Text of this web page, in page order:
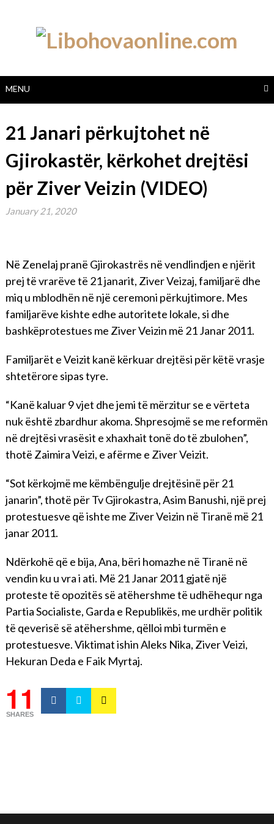
MENU
21 Janari përkujtohet në
Gjirokastër, kërkohet drejtësi
për Ziver Veizin (VIDEO)
January 21, 2020
Në Zenelaj pranë Gjirokastrës në vendlindjen e njërit
prej të vrarëve të 21 janarit, Ziver Veizaj, familjarë dhe
miq u mblodhën në një ceremoni përkujtimore. Mes
familjarëve kishte edhe autoritete lokale, si dhe
bashkëprotestues me Ziver Veizin më 21 Janar 2011.
Familjarët e Veizit kanë kërkuar drejtësi për këtë vrasje
shtetërore sipas tyre.
“Kanë kaluar 9 vjet dhe jemi të mërzitur se e vërteta
nuk është zbardhur akoma. Shpresojmë se me reformën
në drejtësi vrasësit e xhaxhait tonë do të zbulohen”,
thotë Zaimira Veizi, e afërme e Ziver Veizit.
“Sot kërkojmë me këmbëngulje drejtësinë për 21
janarin”, thotë për Tv Gjirokastra, Asim Banushi, një prej
protestuesve që ishte me Ziver Veizin në Tiranë më 21
janar 2011.
Ndërkohë që e bija, Ana, bëri homazhe në Tiranë në
vendin ku u vra i ati. Më 21 Janar 2011 gjatë një
proteste të opozitës së atëhershme të udhëhequr nga
Partia Socialiste, Garda e Republikës, me urdhër politik
të qeverisë së atëhershme, qëlloi mbi turmën e
protestuesve. Viktimat ishin Aleks Nika, Ziver Veizi,
Hekuran Deda e Faik Myrtaj.
11
SHARES